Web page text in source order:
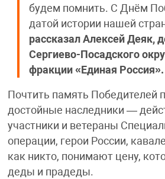
будем помнить. С Днём
датой истории нашей
рассказал Алексей Деяк,
Сергиево-Посадского
фракции «Единая Россия».
Почтить память Победителей
достойные наследники —
участники и ветераны
операции, герои России,
как никто, понимают цену,
деды и прадеды.